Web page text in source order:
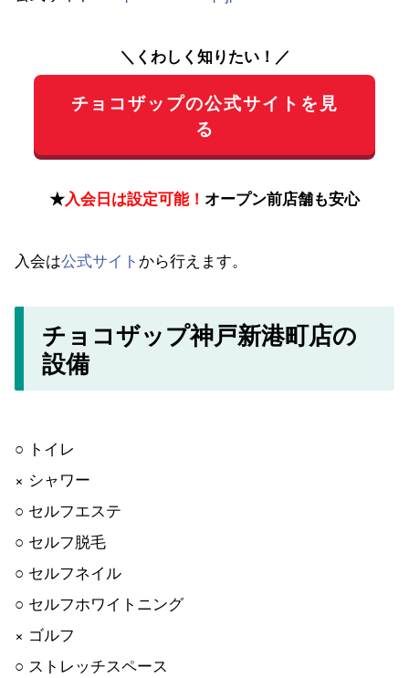
＼くわしく知りたい！／
チョコザップの公式サイトを見
る
★入会日は設定可能！ オープン前店舗も安心
入会は公式サイト から行えます。
チョコザップ神戸新港町店の
設備
○ トイレ
× シャワー
○ セルフエステ
○ セルフ脱毛
○ セルフネイル
○ セルフホワイトニング
× ゴルフ
○ ストレッチスペース